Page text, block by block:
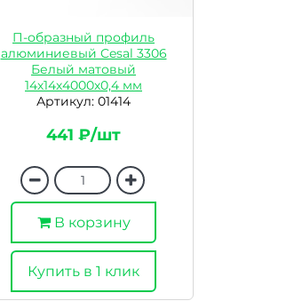
П-образный профиль
алюминиевый Cesal 3306
Белый матовый
14х14х4000х0,4 мм
Артикул: 01414
441 ₽/шт
В корзину
Купить в 1 клик